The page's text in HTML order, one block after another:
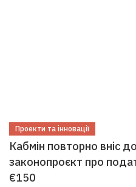
Проекти та інновації
Кабмін повторно вніс
законопроєкт про
€150